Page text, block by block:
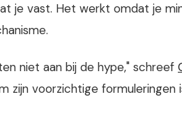
je vast. Het werkt omdat je
niet aan bij de hype," schreef
zijn voorzichtige formuleringen